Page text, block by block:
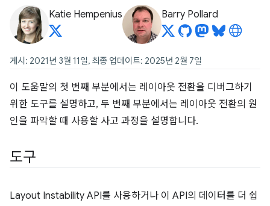
Katie Hempenius Barry Pollard
게시: 2021년 3월 11일, 최종 업데이트: 2025년 2월 7일
이 도움말의 첫 번째 부분에서는 레이아웃 전환을 디버그하기
위한 도구를 설명하고, 두 번째 부분에서는 레이아웃 전환의 원
인을 파악할 때 사용할 사고 과정을 설명합니다.
도구
Layout Instability API를 사용하거나 이 API의 데이터를 더 쉽